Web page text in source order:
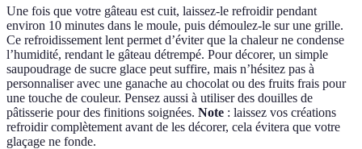
Une fois que votre gâteau est cuit, laissez-le refroidir pendant
environ 10 minutes dans le moule, puis démoulez-le sur une grille.
Ce refroidissement lent permet d’éviter que la chaleur ne condense
l’humidité, rendant le gâteau détrempé. Pour décorer, un simple
saupoudrage de sucre glace peut suffire, mais n’hésitez pas à
personnaliser avec une ganache au chocolat ou des fruits frais pour
une touche de couleur. Pensez aussi à utiliser des douilles de
pâtisserie pour des finitions soignées. Note : laissez vos créations
refroidir complètement avant de les décorer, cela évitera que votre
glaçage ne fonde.